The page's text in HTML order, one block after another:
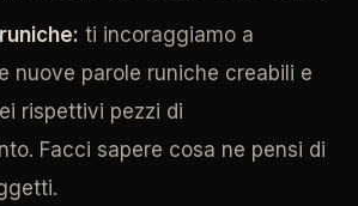
ti incoraggiamo a
nuove parole runiche creabili e
rispettivi pezzi di
Facci sapere cosa ne pensi di